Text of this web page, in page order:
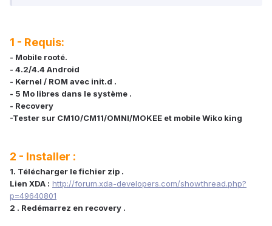
1 - Requis:
- Mobile rooté.
- 4.2/4.4 Android
- Kernel / ROM avec init.d .
- 5 Mo libres dans le système .
- Recovery
-Tester sur CM10/CM11/OMNI/MOKEE et mobile Wiko king
2 - Installer :
1. Télécharger le fichier zip .
Lien XDA : http://forum.xda-developers.com/showthread.php?
p=49640801
2 . Redémarrez en recovery .